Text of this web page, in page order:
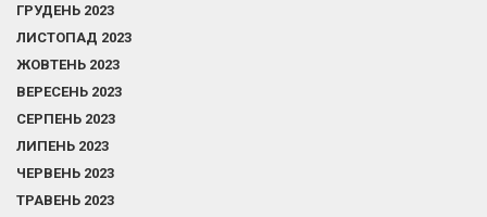
ГРУДЕНЬ 2023
ЛИСТОПАД 2023
ЖОВТЕНЬ 2023
ВЕРЕСЕНЬ 2023
СЕРПЕНЬ 2023
ЛИПЕНЬ 2023
ЧЕРВЕНЬ 2023
ТРАВЕНЬ 2023